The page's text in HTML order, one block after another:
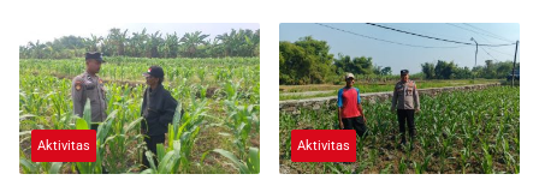
Jagung
Aktivitas Aktivitas